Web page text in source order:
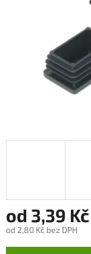
od 3,39 Kč
od 2,80 Kč bez DPH
Měrná